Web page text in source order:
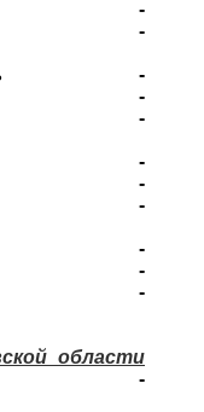
-
-
-
-
-
-
-
-
-
-
-
области